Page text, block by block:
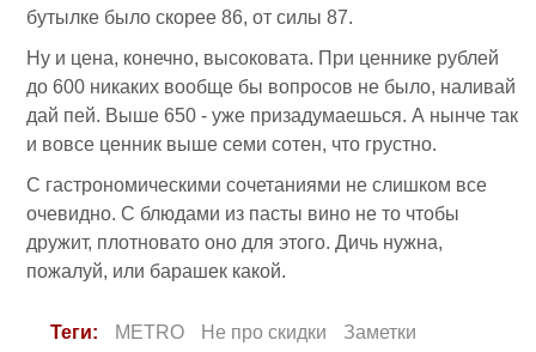
бутылке было скорее 86, от силы 87.
Ну и цена, конечно, высоковата. При ценнике рублей
до 600 никаких вообще бы вопросов не было, наливай
дай пей. Выше 650 - уже призадумаешься. А нынче так
и вовсе ценник выше семи сотен, что грустно.
С гастрономическими сочетаниями не слишком все
очевидно. С блюдами из пасты вино не то чтобы
дружит, плотновато оно для этого. Дичь нужна,
пожалуй, или барашек какой.
Теги: METRO Не про скидки Заметки